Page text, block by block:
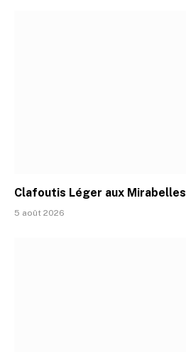
Clafoutis Léger aux Mirabelles
5 août 2026